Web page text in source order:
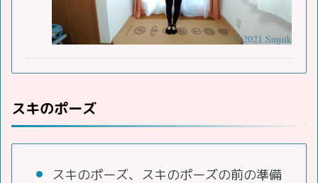
スキのポーズ
スキのポーズ、スキのポーズの前の準備